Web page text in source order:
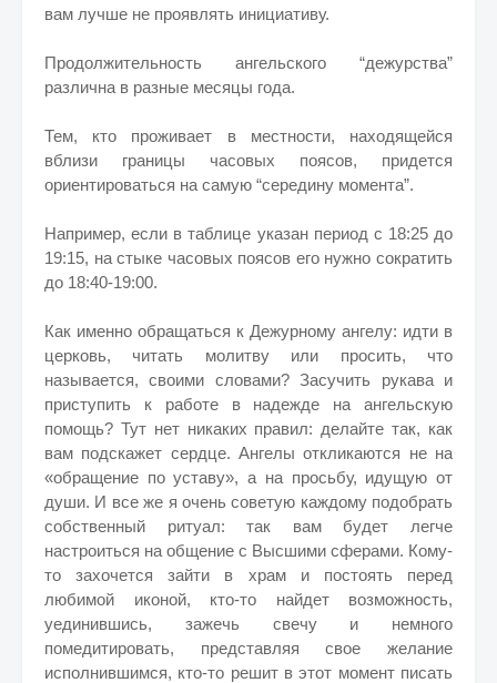
вам лучше не проявлять инициативу.
Продолжительность ангельского “дежурства”
различна в разные месяцы года.
Тем, кто проживает в местности, находящейся
вблизи границы часовых поясов, придется
ориентироваться на самую “середину момента”.
Например, если в таблице указан период с 18:25 до
19:15, на стыке часовых поясов его нужно сократить
до 18:40-19:00.
Как именно обращаться к Дежурному ангелу: идти в
церковь, читать молитву или просить, что
называется, своими словами? Засучить рукава и
приступить к работе в надежде на ангельскую
помощь? Тут нет никаких правил: делайте так, как
вам подскажет сердце. Ангелы откликаются не на
«обращение по уставу», а на просьбу, идущую от
души. И все же я очень советую каждому подобрать
собственный ритуал: так вам будет легче
настроиться на общение с Высшими сферами. Кому-
то захочется зайти в храм и постоять перед
любимой иконой, кто-то найдет возможность,
уединившись, зажечь свечу и немного
помедитировать, представляя свое желание
исполнившимся, кто-то решит в этот момент писать